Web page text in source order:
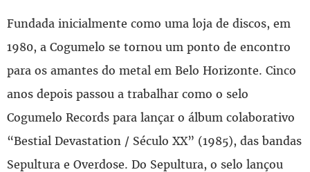
Fundada inicialmente como uma loja de discos, em
1980, a Cogumelo se tornou um ponto de encontro
para os amantes do metal em Belo Horizonte. Cinco
anos depois passou a trabalhar como o selo
Cogumelo Records para lançar o álbum colaborativo
“Bestial Devastation / Século XX” (1985), das bandas
Sepultura e Overdose. Do Sepultura, o selo lançou